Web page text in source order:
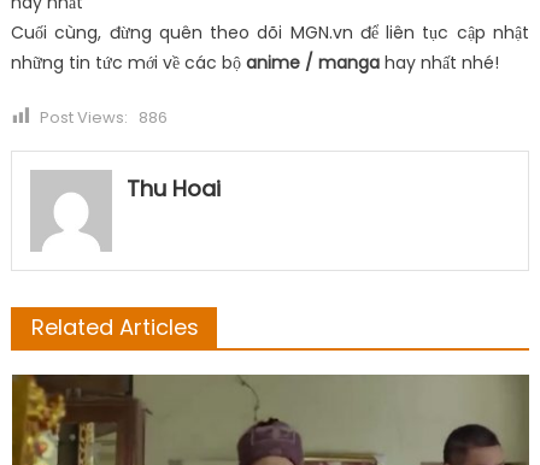
Cuối cùng, đừng quên theo dõi MGN.vn để liên tục cập nhật
những tin tức mới về các bộ anime / mangahay nhất nhé!
Post Views: 886
Thu Hoai
Related Articles